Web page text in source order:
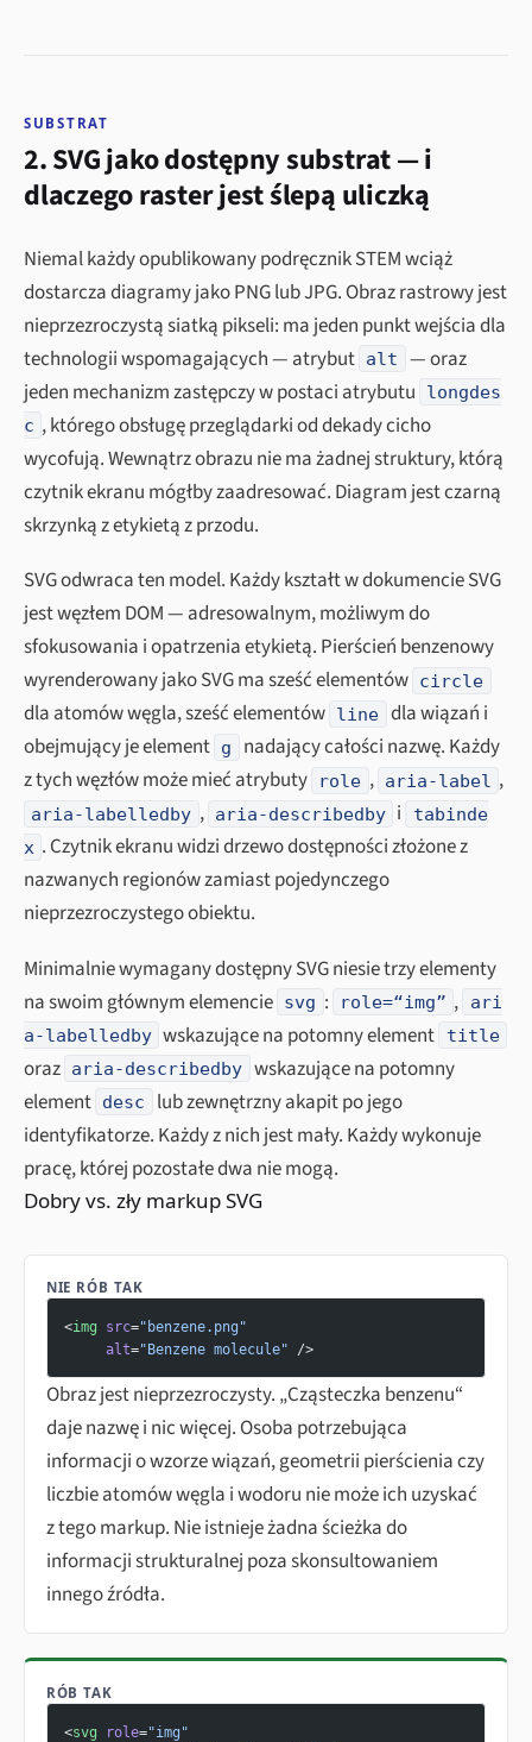
SUBSTRAT
2. SVG jako dostępny substrat — i
dlaczego raster jest ślepą uliczką
Niemal każdy opublikowany podręcznik STEM wciąż
dostarcza diagramy jako PNG lub JPG. Obraz rastrowy jest
nieprzezroczystą siatką pikseli: ma jeden punkt wejścia dla
technologii wspomagających — atrybut alt
— oraz
jeden mechanizm zastępczy w postaci atrybutu
longdes
c , którego obsługę przeglądarki od dekady cicho
wycofują. Wewnątrz obrazu nie ma żadnej struktury, którą
czytnik ekranu mógłby zaadresować. Diagram jest czarną
skrzynką z etykietą z przodu.
SVG odwraca ten model. Każdy kształt w dokumencie SVG
jest węzłem DOM — adresowalnym, możliwym do
sfokusowania i opatrzenia etykietą. Pierścień benzenowy
wyrenderowany jako SVG ma sześć elementów circle
dla atomów węgla, sześć elementów line dla wiązań i
obejmujący je element g
nadający całości nazwę. Każdy
z tych węzłów może mieć atrybuty
role , aria-label ,
aria-labelledby , aria-describedby i
tabinde
x . Czytnik ekranu widzi drzewo dostępności złożone z
nazwanych regionów zamiast pojedynczego
nieprzezroczystego obiektu.
Minimalnie wymagany dostępny SVG niesie trzy elementy
na swoim głównym elemencie svg : role=“img” ,
ari
a-labelledby wskazujące na potomny element title
oraz aria-describedby wskazujące na potomny
element desc
lub zewnętrzny akapit po jego
identyfikatorze. Każdy z nich jest mały. Każdy wykonuje
pracę, której pozostałe dwa nie mogą.
Dobry vs. zły markup SVG
NIE RÓB TAK
<img src="benzene.png"
     alt
="Benzene molecule" />
Obraz jest nieprzezroczysty. „Cząsteczka benzenu“
daje nazwę i nic więcej. Osoba potrzebująca
informacji o wzorze wiązań, geometrii pierścienia czy
liczbie atomów węgla i wodoru nie może ich uzyskać
z tego markup. Nie istnieje żadna ścieżka do
informacji strukturalnej poza skonsultowaniem
innego źródła.
RÓB TAK
<svg role="img"